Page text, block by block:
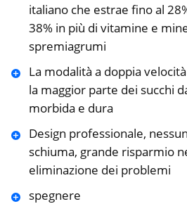
italiano che estrae fino al
38% in più di vitamine e
spremiagrumi
La modalità a doppia
la maggior parte dei succhi
morbida e dura
Design professionale,
schiuma, grande risparmio
eliminazione dei problemi
spegnere